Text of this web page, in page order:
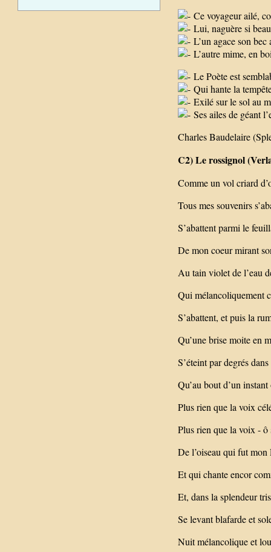
Ce voyageur ailé,
Lui, naguère si
L’un agace son
L’autre mime, en
Le Poète est
Qui hante la
Exilé sur le sol au
Ses ailes de géant
Charles Baudelaire
C2) Le rossignol
Comme un vol criard
Tous mes souvenirs
S’abattent parmi le
De mon coeur mirant
Au tain violet de l’eau
Qui mélancoliquement
S’abattent, et puis la
Qu’une brise moite en
S’éteint par degrés
Qu’au bout d’un
Plus rien que la voix
Plus rien que la voix -
De l’oiseau qui fut
Et qui chante encor
Et, dans la splendeur
Se levant blafarde et
Nuit mélancolique et